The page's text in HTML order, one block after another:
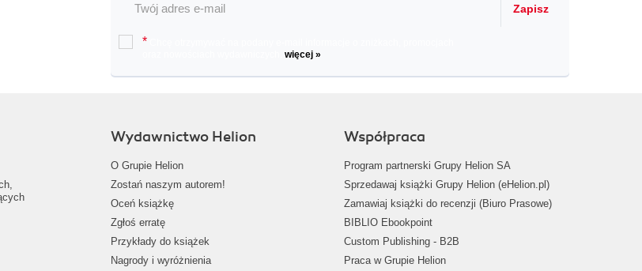
Zapisz
*
więcej »
Wydawnictwo Helion
O Grupie Helion
Zostań naszym autorem!
Oceń książkę
Zgłoś erratę
Przykłady do książek
Nagrody i wyróżnienia
Współpraca
Program partnerski Grupy Helion SA
Sprzedawaj książki Grupy Helion (eHelion.pl)
Zamawiaj książki do recenzji (Biuro Prasowe)
BIBLIO Ebookpoint
Custom Publishing - B2B
Praca w Grupie Helion